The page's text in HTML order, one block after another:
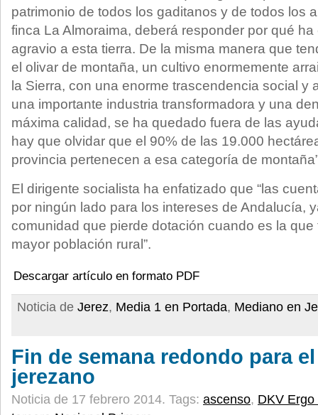
patrimonio de todos los gaditanos y de todos los
finca La Almoraima, deberá responder por qué
agravio a esta tierra. De la misma manera que
el olivar de montaña, un cultivo enormemente
la Sierra, con una enorme trascendencia social y
una importante industria transformadora y una
máxima calidad, se ha quedado fuera de las
hay que olvidar que el 90% de las 19.000
provincia pertenecen a esa categoría de
El dirigente socialista ha enfatizado que “las
por ningún lado para los intereses de Andalucía,
comunidad que pierde dotación cuando es la
mayor población rural”.
Descargar artículo en formato PDF
Noticia de Jerez, Media 1 en Portada, Mediano en
Fin de semana redondo para
jerezano
Noticia de 17 febrero 2014. Tags: ascenso, DKV Ergo